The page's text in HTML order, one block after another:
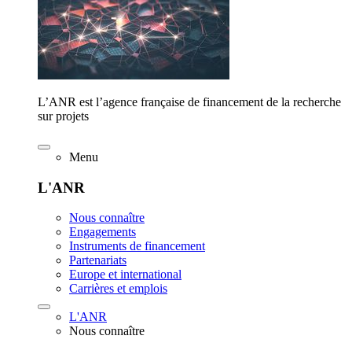
L’ANR est l’agence française de financement de la recherche
sur projets
Menu
L'ANR
Nous connaître
Engagements
Instruments de financement
Partenariats
Europe et international
Carrières et emplois
L'ANR
Nous connaître